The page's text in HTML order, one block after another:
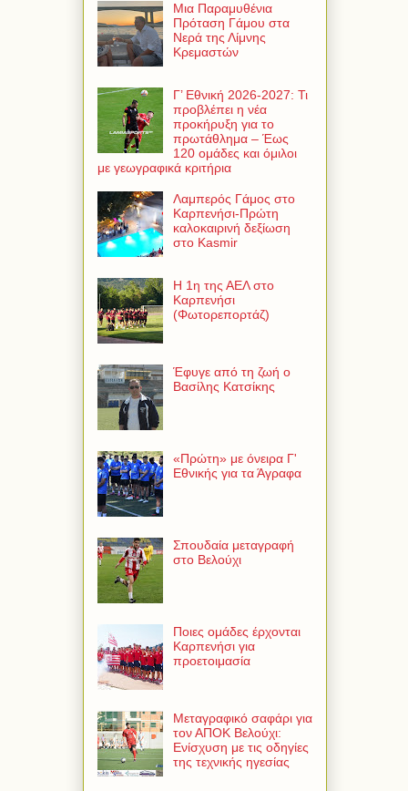
Μια Παραμυθένια
Πρόταση Γάμου στα
Νερά της Λίμνης
Κρεμαστών
Γ’ Εθνική 2026-2027: Τι
προβλέπει η νέα
προκήρυξη για το
πρωτάθλημα – Έως
120 ομάδες και όμιλοι
με γεωγραφικά κριτήρια
Λαμπερός Γάμος στο
Καρπενήσι-Πρώτη
καλοκαιρινή δεξίωση
στο Kasmir
Η 1η της ΑΕΛ στο
Καρπενήσι
(Φωτορεπορτάζ)
Έφυγε από τη ζωή ο
Βασίλης Κατσίκης
«Πρώτη» με όνειρα Γ'
Εθνικής για τα Άγραφα
Σπουδαία μεταγραφή
στο Βελούχι
Ποιες ομάδες έρχονται
Καρπενήσι για
προετοιμασία
Μεταγραφικό σαφάρι για
τον ΑΠΟΚ Βελούχι:
Ενίσχυση με τις οδηγίες
της τεχνικής ηγεσίας